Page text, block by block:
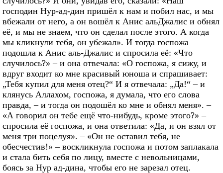
господин Нур-ад-дин пришёл к нам и побил нас, и мы
вбежали от него, а он вошёл к Анис альДжалис и обнял
её, и мы не знаем, что он сделал после этого. А когда
мы кликнули тебя, он убежал». И тогда госпожа
подошла к Анис аль-Джалис и спросила её: «Что
случилось?» – и она отвечала: «О госпожа, я сижу, и
вдруг входит ко мне красивый юноша и спрашивает:
„Тебя купил для меня отец?“ И я отвечала: „Да!“ – и
клянусь Аллахом, госпожа, я думала, что его слова
правда, – и тогда он подошёл ко мне и обнял меня». –
«А говорил он тебе ещё что-нибудь, кроме этого?» –
спросила её госпожа, и она ответила: «Да, и он взял от
меня три поцелуя». – «Он не оставил тебя, не
обесчестив!» – воскликнула госпожа и потом заплакала
и стала бить себя по лицу, вместе с невольницами,
боясь за Hyp ад-дина, чтобы его не зарезал отец.